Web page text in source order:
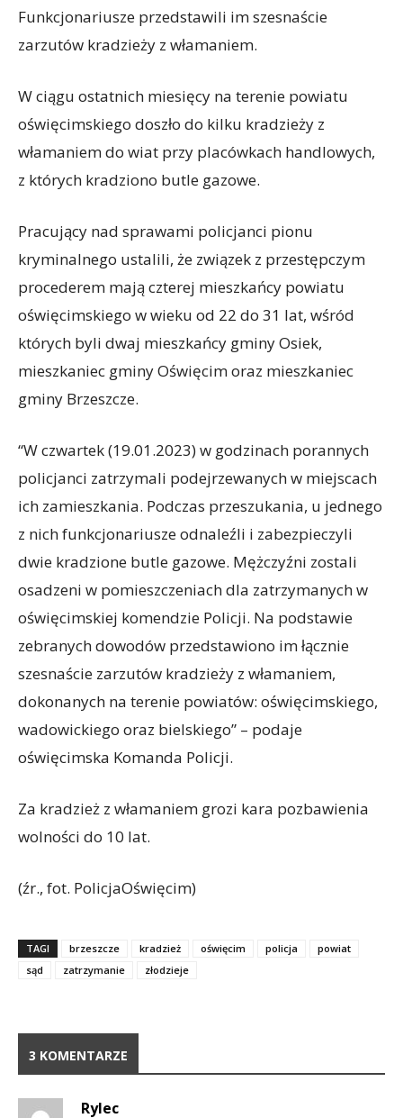
Funkcjonariusze przedstawili im szesnaście
zarzutów kradzieży z włamaniem.
W ciągu ostatnich miesięcy na terenie powiatu
oświęcimskiego doszło do kilku kradzieży z
włamaniem do wiat przy placówkach handlowych,
z których kradziono butle gazowe.
Pracujący nad sprawami policjanci pionu
kryminalnego ustalili, że związek z przestępczym
procederem mają czterej mieszkańcy powiatu
oświęcimskiego w wieku od 22 do 31 lat, wśród
których byli dwaj mieszkańcy gminy Osiek,
mieszkaniec gminy Oświęcim oraz mieszkaniec
gminy Brzeszcze.
“W czwartek (19.01.2023) w godzinach porannych
policjanci zatrzymali podejrzewanych w miejscach
ich zamieszkania. Podczas przeszukania, u jednego
z nich funkcjonariusze odnaleźli i zabezpieczyli
dwie kradzione butle gazowe. Mężczyźni zostali
osadzeni w pomieszczeniach dla zatrzymanych w
oświęcimskiej komendzie Policji. Na podstawie
zebranych dowodów przedstawiono im łącznie
szesnaście zarzutów kradzieży z włamaniem,
dokonanych na terenie powiatów: oświęcimskiego,
wadowickiego oraz bielskiego” – podaje
oświęcimska Komanda Policji.
Za kradzież z włamaniem grozi kara pozbawienia
wolności do 10 lat.
(źr., fot. PolicjaOświęcim)
TAGI brzeszcze kradzież oświęcim policja
powiat
sąd
zatrzymanie złodzieje
3 KOMENTARZE
Rylec